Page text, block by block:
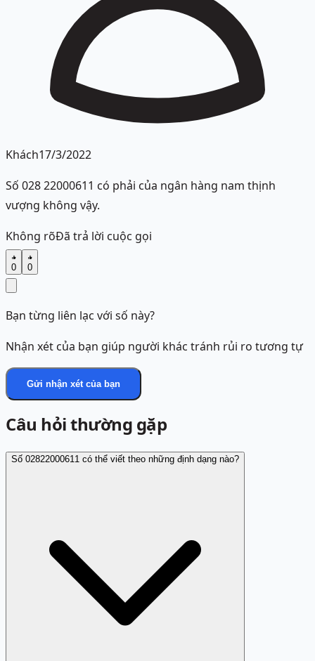
Khách17/3/2022
Số 028 22000611 có phải của ngân hàng nam thịnh
vượng không vậy.
Không rõĐã trả lời cuộc gọi
0 0
Bạn từng liên lạc với số này?
Nhận xét của bạn giúp người khác tránh rủi ro tương tự
Gửi nhận xét của bạn
Câu hỏi thường gặp
Số 02822000611 có thể viết theo những định dạng nào?